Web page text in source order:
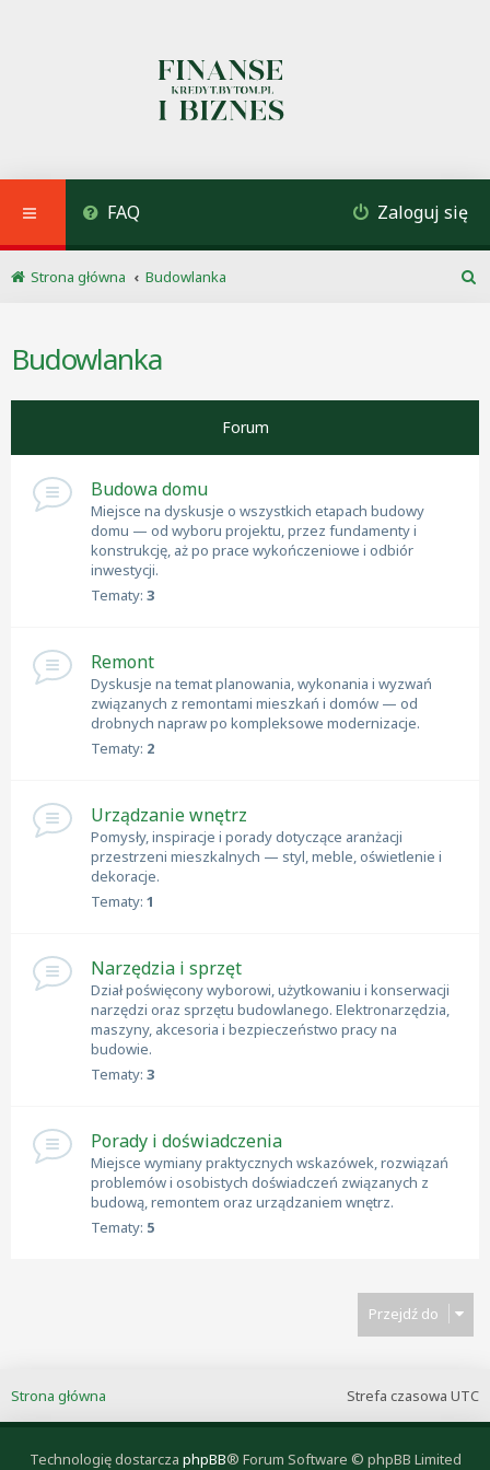
FAQ Zaloguj się
Strona główna
Budowlanka
Budowlanka
Forum
Budowa domu
Miejsce na dyskusje o wszystkich etapach budowy
domu — od wyboru projektu, przez fundamenty i
konstrukcję, aż po prace wykończeniowe i odbiór
inwestycji.
Tematy: 3
Remont
Dyskusje na temat planowania, wykonania i wyzwań
związanych z remontami mieszkań i domów — od
drobnych napraw po kompleksowe modernizacje.
Tematy: 2
Urządzanie wnętrz
Pomysły, inspiracje i porady dotyczące aranżacji
przestrzeni mieszkalnych — styl, meble, oświetlenie i
dekoracje.
Tematy: 1
Narzędzia i sprzęt
Dział poświęcony wyborowi, użytkowaniu i konserwacji
narzędzi oraz sprzętu budowlanego. Elektronarzędzia,
maszyny, akcesoria i bezpieczeństwo pracy na
budowie.
Tematy: 3
Porady i doświadczenia
Miejsce wymiany praktycznych wskazówek, rozwiązań
problemów i osobistych doświadczeń związanych z
budową, remontem oraz urządzaniem wnętrz.
Tematy: 5
Przejdź do
Strefa czasowa UTC
Strona główna
Technologię dostarcza phpBB® Forum Software © phpBB Limited